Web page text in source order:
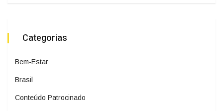
Categorias
Bem-Estar
Brasil
Conteúdo Patrocinado